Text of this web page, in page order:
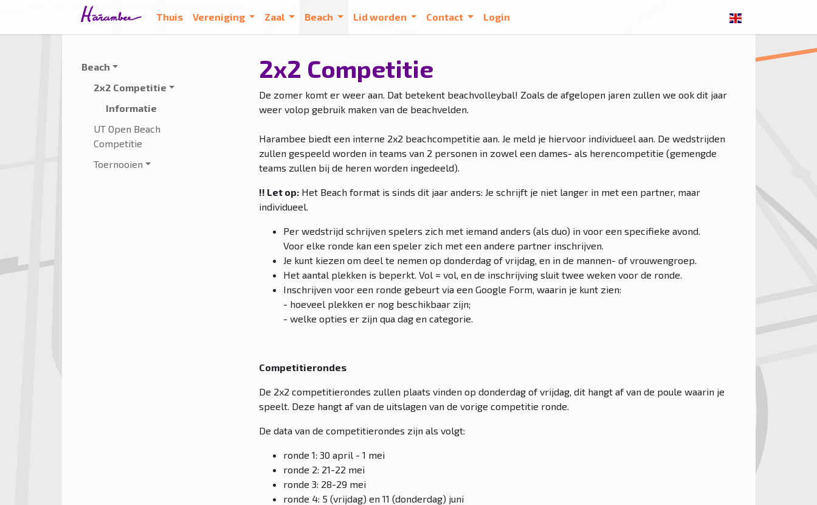
Thuis Vereniging Zaal Beach Lid worden Contact Login
Beach
2x2 Competitie
Informatie
UT Open Beach
Competitie
Toernooien
2x2 Competitie
De zomer komt er weer aan. Dat betekent beachvolleybal! Zoals de afgelopen jaren zullen we ook dit jaar
weer volop gebruik maken van de beachvelden.
Harambee biedt een interne 2x2 beachcompetitie aan. Je meld je hiervoor individueel aan. De wedstrijden
zullen gespeeld worden in teams van 2 personen in zowel een dames- als herencompetitie (gemengde
teams zullen bij de heren worden ingedeeld).
!! Let op: Het Beach format is sinds dit jaar anders: Je schrijft je niet langer in met een partner, maar
individueel.
Per wedstrijd schrijven spelers zich met iemand anders (als duo) in voor een specifieke avond.
Voor elke ronde kan een speler zich met een andere partner inschrijven.
Je kunt kiezen om deel te nemen op donderdag of vrijdag, en in de mannen- of vrouwengroep.
Het aantal plekken is beperkt. Vol = vol, en de inschrijving sluit twee weken voor de ronde.
Inschrijven voor een ronde gebeurt via een Google Form, waarin je kunt zien:
- hoeveel plekken er nog beschikbaar zijn;
- welke opties er zijn qua dag en categorie.
Competitierondes
De 2x2 competitierondes zullen plaats vinden op donderdag of vrijdag, dit hangt af van de poule waarin je
speelt. Deze hangt af van de uitslagen van de vorige competitie ronde.
De data van de competitierondes zijn als volgt:
ronde 1: 30 april - 1 mei
ronde 2: 21-22 mei
ronde 3: 28-29 mei
ronde 4: 5 (vrijdag) en 11 (donderdag) juni